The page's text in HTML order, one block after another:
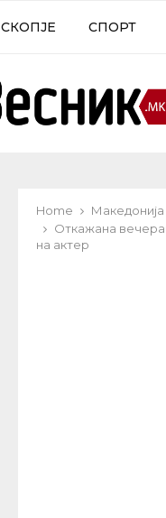
СКОПЈЕ СПОРТ
Home
Македонија
Откажана
на актер